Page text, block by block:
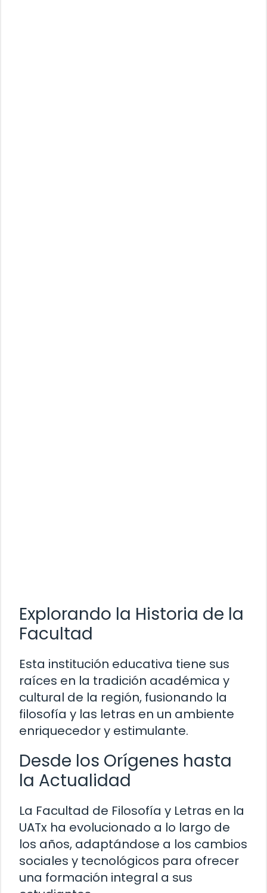
Explorando la Historia de la
Facultad
Esta institución educativa tiene sus
raíces en la tradición académica y
cultural de la región, fusionando la
filosofía y las letras en un ambiente
enriquecedor y estimulante.
Desde los Orígenes hasta
la Actualidad
La Facultad de Filosofía y Letras en la
UATx ha evolucionado a lo largo de
los años, adaptándose a los cambios
sociales y tecnológicos para ofrecer
una formación integral a sus